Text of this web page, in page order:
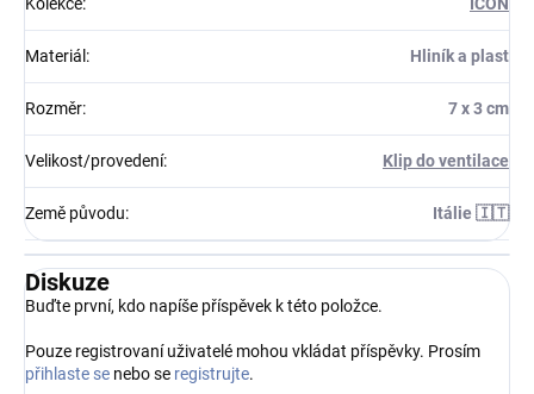
Kolekce: ICON
Materiál : Hliník a plast
Rozměr: 7 x 3 cm
Velikost/provedení: Klip do ventilace
Země původu: Itálie 🇮🇹
Diskuze
Buďte první, kdo napíše příspěvek k této položce.
Pouze registrovaní uživatelé mohou vkládat příspěvky. Prosím
přihlaste se nebo se registrujte.